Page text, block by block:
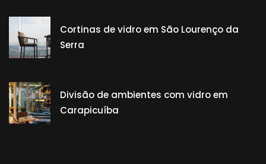
Cortinas de vidro em São Lourenço da
Serra
Divisão de ambientes com vidro em
Carapicuíba